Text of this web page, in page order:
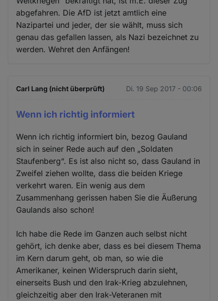
abgefahren. Die AfD ist jetzt amtlich eine
Nazipartei und jeder, der sie wählt, muss sich
genau das gefallen lassen, als Nazi bezeichnet zu
werden. Wehret den Anfängen!
Carl Lang (nicht überprüft) Di. 19 Sep 2017 - 00:06
Wenn ich richtig informiert
Wenn ich richtig informiert bin, bezog Gauland
sich in seiner Rede auch auf den „Soldaten
Staufenberg“. Es ist also nicht so, dass Gauland in
Zweifel ziehen wollte, dass die beiden Kriege
verkehrt waren. Ein wenig aus dem
Zusammenhang gerissen haben Sie die Äußerung
Gaulands also schon!
Ich habe die Rede im Ganzen auch selbst nicht
gehört, ich denke aber, dass es bei diesem Thema
im Kern darum geht, ob man, so wie die
Amerikaner, keinen Widerspruch darin sieht,
einerseits Bush und den Irak-Krieg abzulehnen,
gleichzeitig aber den Irak-Veteranen mit